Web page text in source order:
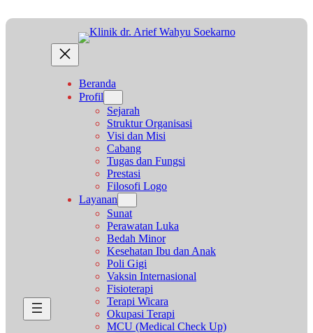
Beranda
Profil
Sejarah
Struktur Organisasi
Visi dan Misi
Cabang
Tugas dan Fungsi
Prestasi
Filosofi Logo
Layanan
Sunat
Perawatan Luka
Bedah Minor
Kesehatan Ibu dan Anak
Poli Gigi
Vaksin Internasional
Fisioterapi
Terapi Wicara
Okupasi Terapi
MCU (Medical Check Up)